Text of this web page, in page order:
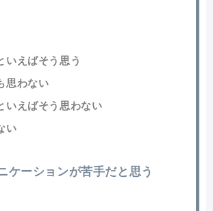
いえばそう思う
思わない
いえばそう思わない
い
ケーションが苦手だと思う